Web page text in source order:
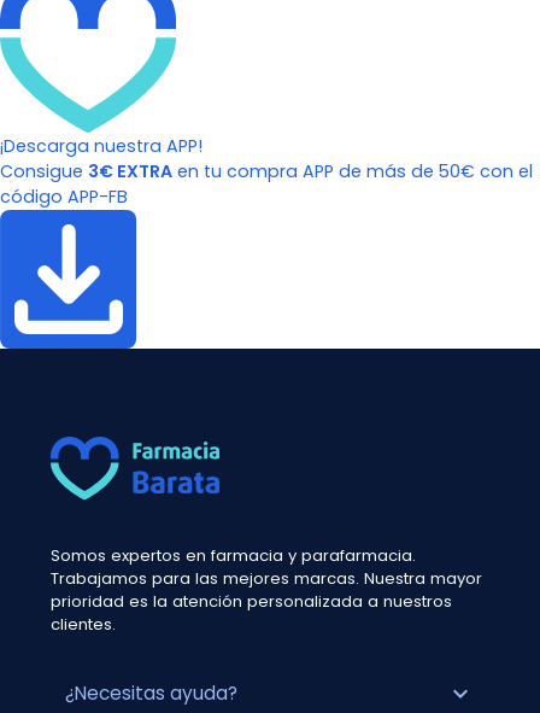
¡Descarga nuestra APP!
Consigue 3€ EXTRA en tu compra APP de más de 50€ con el
código APP-FB
Somos expertos en farmacia y parafarmacia.
Trabajamos para las mejores marcas. Nuestra mayor
prioridad es la atención personalizada a nuestros
clientes.
¿Necesitas ayuda? expand_more